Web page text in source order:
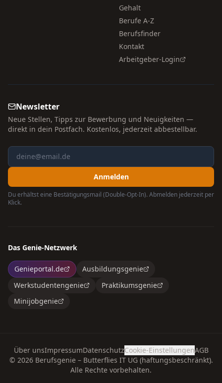
Gehalt
Berufe A-Z
Berufsfinder
Kontakt
Arbeitgeber-Login
Newsletter
Neue Stellen, Tipps zur Bewerbung und Neuigkeiten —
direkt in dein Postfach. Kostenlos, jederzeit abbestellbar.
Anmelden
Du erhältst eine Bestätigungsmail (Double-Opt-In). Abmelden jederzeit per
Klick.
Das Genie-Netzwerk
Genieportal.de
Ausbildungsgenie
Werkstudentengenie
Praktikumsgenie
Minijobgenie
Über unsImpressumDatenschutzCookie-EinstellungenAGB
© 2026Berufsgenie – Butterflies IT UG (haftungsbeschränkt).
Alle Rechte vorbehalten.